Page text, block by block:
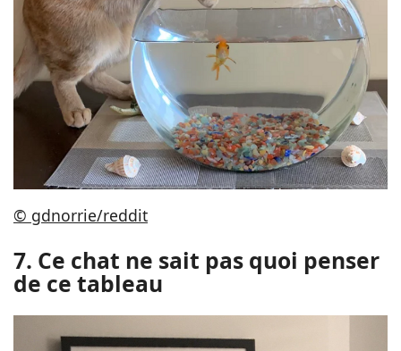
© gdnorrie/reddit
7. Ce chat ne sait pas quoi penser
de ce tableau